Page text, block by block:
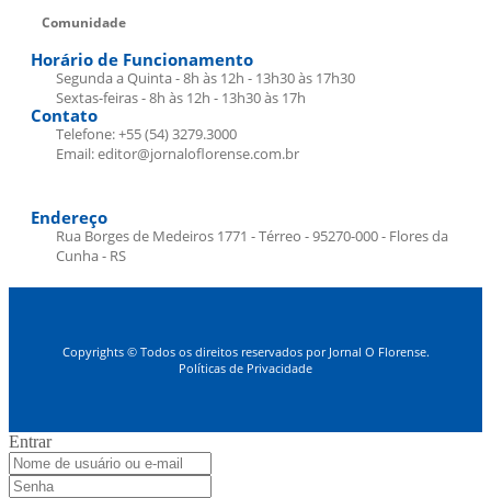
Comunidade
Horário de Funcionamento
Segunda a Quinta - 8h às 12h - 13h30 às 17h30
Sextas-feiras - 8h às 12h - 13h30 às 17h
Contato
Telefone: +55 (54) 3279.3000
Email: editor@jornaloflorense.com.br
Endereço
Rua Borges de Medeiros 1771 - Térreo - 95270-000 - Flores da
Cunha - RS
Copyrights © Todos os direitos reservados por Jornal O Florense.
Políticas de Privacidade
Entrar